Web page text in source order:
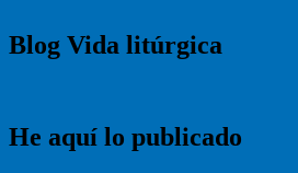
Blog Vida litúrgica
He aquí lo publicado